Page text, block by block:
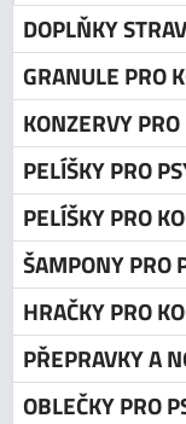
DOPLŇKY
GRANULE PRO
KONZERVY PRO
PELÍŠKY PRO
PELÍŠKY PRO
ŠAMPONY PRO
HRAČKY PRO
PŘEPRAVKY A
OBLEČKY PRO